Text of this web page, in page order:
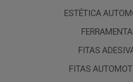
ESTÉTICA
FITAS
FITAS